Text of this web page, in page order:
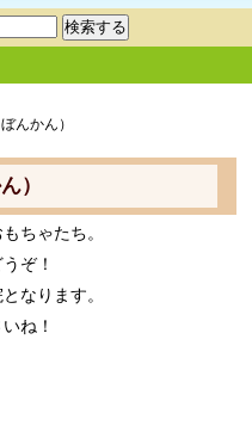
検索する
んかん）
）
ちゃたち。
ぞ！
なります。
ね！